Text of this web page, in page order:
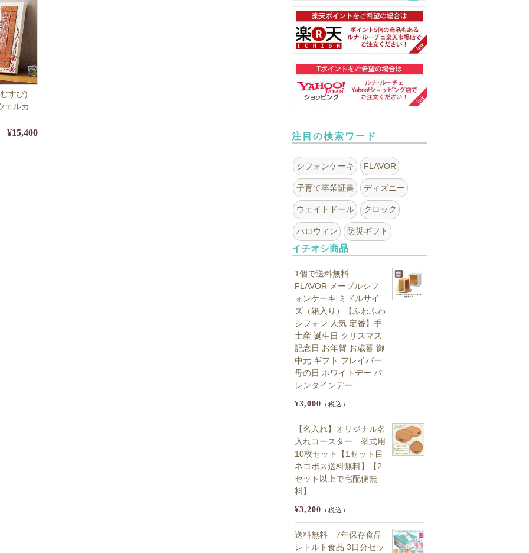
すび)
ェルカ
¥15,400 注目の検索ワード
シフォンケーキ FLAVOR
子育て卒業証書 ディズニー
ウェイトドール クロック
ハロウィン 防災ギフト
イチオシ商品
1個で送料無料
FLAVOR メープルシフ
ォンケーキ ミドルサイ
ズ（箱入り）【ふわふわ
シフォン 人気 定番】手
土産 誕生日 クリスマス
記念日 お年賀 お歳暮 御
中元 ギフト フレイバー
母の日 ホワイトデー バ
レンタインデー
¥3,000 （税込）
【名入れ】オリジナル名
入れコースター 挙式用
10枚セット【1セット目
ネコポス送料無料】【2
セット以上で宅配便無
料】
¥3,200 （税込）
送料無料 7年保存食品
レトルト食品 3日分セッ